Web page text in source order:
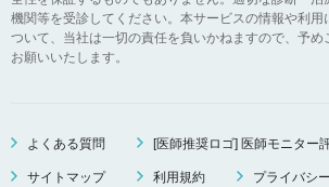
機関等を受診してください。本サービスの情報や利用
ついて、当社は一切の責任を負いかねますので、予め
お願いいたします。
よくある質問 [医師推奨ロゴ] 医師モニター
サイトマップ 利用規約 プライバシ